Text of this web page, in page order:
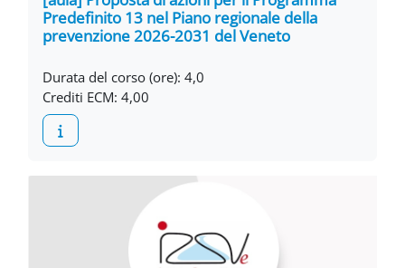
Predefinito 13 nel Piano regionale della
prevenzione 2026-2031 del Veneto
Durata del corso (ore): 4,0
Crediti ECM: 4,00